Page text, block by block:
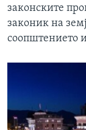
законските
законик на
соопштението